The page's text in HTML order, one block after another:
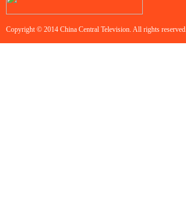
Copyright © 2014 China Central Television. All rights reserved.